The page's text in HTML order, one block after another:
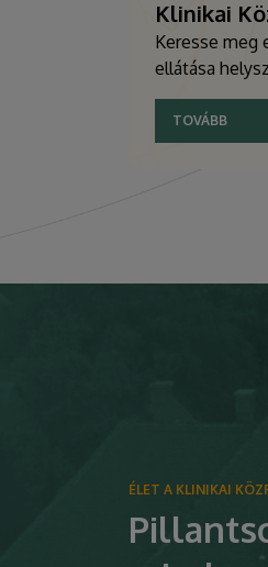
Klinikai
Keresse meg
ellátása
TOVÁBB
ÉLET A KLINIKAI